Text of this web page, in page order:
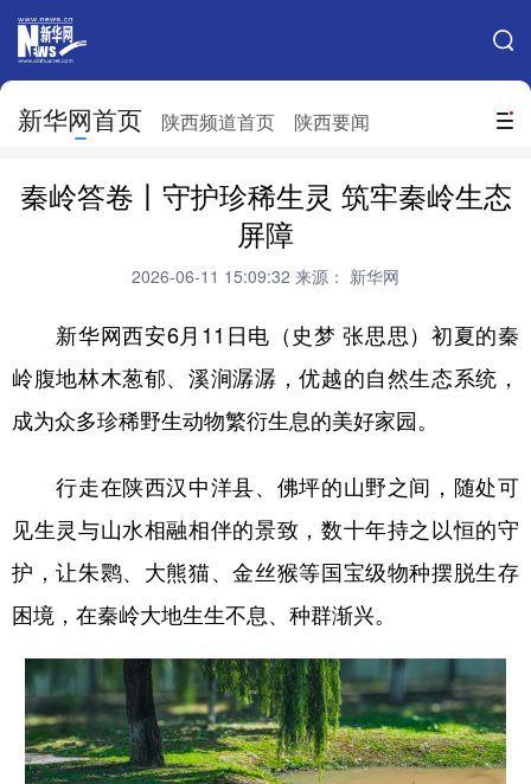
搜索
新华网首页 陕西频道首页 陕西要闻
网站地图
北京 天津 河北 山西
吉林 上海
山东 河南 湖北 湖南
广东 广西 海南
陕西 甘肃 青海 宁夏
新疆 内蒙古 黑龙江
秦岭答卷丨守护珍稀生灵 筑牢秦岭生态
屏障
2026-06-11 15:09:32 来源： 新华网
新华网西安6月11日电（史梦 张思思）初夏的秦
岭腹地林木葱郁、溪涧潺潺，优越的自然生态系统，
成为众多珍稀野生动物繁衍生息的美好家园。
行走在陕西汉中洋县、佛坪的山野之间，随处可
见生灵与山水相融相伴的景致，数十年持之以恒的守
护，让朱鹮、大熊猫、金丝猴等国宝级物种摆脱生存
困境，在秦岭大地生生不息、种群渐兴。